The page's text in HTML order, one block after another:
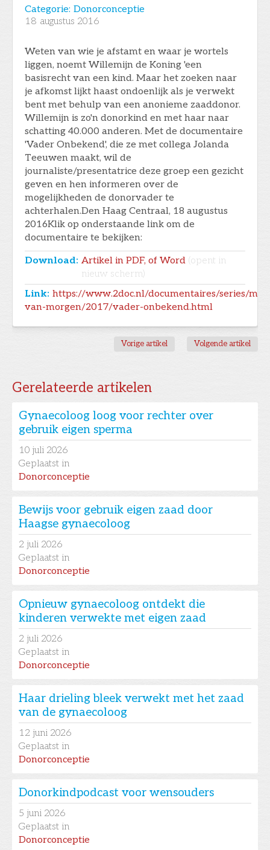
Categorie: Donorconceptie
18 augustus 2016
Weten van wie je afstamt en waar je wortels
liggen, noemt Willemijn de Koning 'een
basisrecht van een kind. Maar het zoeken naar
je afkomst lijkt haast ondoenlijk als je verwekt
bent met behulp van een anonieme zaaddonor.
Willemijn is zo'n donorkind en met haar naar
schatting 40.000 anderen. Met de documentaire
'Vader Onbekend', die ze met collega Jolanda
Teeuwen maakt, wil de
journaliste/presentatrice deze groep een gezicht
geven en hen informeren over de
mogelijkheden de donorvader te
achterhalen.Den Haag Centraal, 18 augustus
2016Klik op onderstaande link om de
documentaire te bekijken:
Download: Artikel in PDF, of Word (opent in
nieuw scherm)
Link: https://www.2doc.nl/documentaires/series/
van-morgen/2017/vader-onbekend.html
Vorige artikel Volgende artikel
Gerelateerde artikelen
Gynaecoloog loog voor rechter over
gebruik eigen sperma
10 juli 2026
Geplaatst in
Donorconceptie
Bewijs voor gebruik eigen zaad door
Haagse gynaecoloog
2 juli 2026
Geplaatst in
Donorconceptie
Opnieuw gynaecoloog ontdekt die
kinderen verwekte met eigen zaad
2 juli 2026
Geplaatst in
Donorconceptie
Haar drieling bleek verwekt met het zaad
van de gynaecoloog
12 juni 2026
Geplaatst in
Donorconceptie
Donorkindpodcast voor wensouders
5 juni 2026
Geplaatst in
Donorconceptie